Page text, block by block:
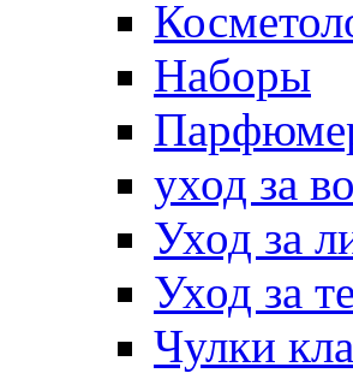
Наборы
уход за
Уход за
Уход за
Чулки